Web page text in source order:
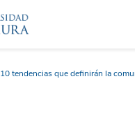
10 tendencias que definirán la